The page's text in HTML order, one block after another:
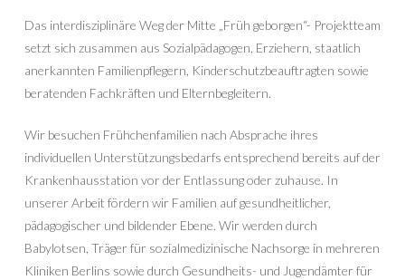
Das interdisziplinäre Weg der Mitte „Früh geborgen“- Projektteam
setzt sich zusammen aus Sozialpädagogen, Erziehern, staatlich
anerkannten Familienpflegern, Kinderschutzbeauftragten sowie
beratenden Fachkräften und Elternbegleitern.
Wir besuchen Frühchenfamilien nach Absprache ihres
individuellen Unterstützungsbedarfs entsprechend bereits auf der
Krankenhausstation vor der Entlassung oder zuhause. In
unserer Arbeit fördern wir Familien auf gesundheitlicher,
pädagogischer und bildender Ebene. Wir werden durch
Babylotsen, Träger für sozialmedizinische Nachsorge in mehreren
Kliniken Berlins sowie durch Gesundheits- und Jugendämter für